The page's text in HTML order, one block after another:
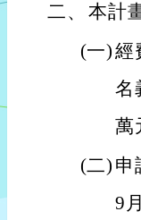
二、 本計
(一)經
名
萬
(二) 申
9